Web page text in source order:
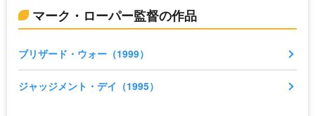
マーク・ローパー監督の作品
ブリザード・ウォー（1999）
ジャッジメント・デイ（1995）